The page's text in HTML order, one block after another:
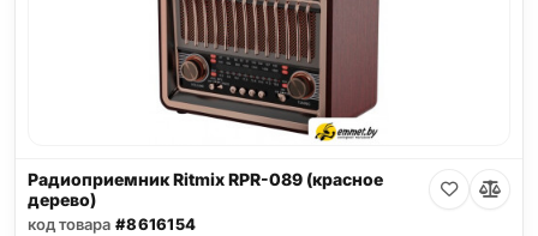
Радиоприемник Ritmix RPR-089 (красное
дерево)
код товара #8616154